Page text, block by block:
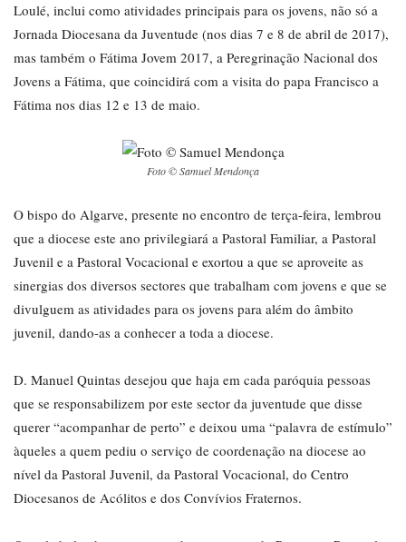
Loulé, inclui como atividades principais para os jovens, não só a
Jornada Diocesana da Juventude (nos dias 7 e 8 de abril de 2017),
mas também o Fátima Jovem 2017, a Peregrinação Nacional dos
Jovens a Fátima, que coincidirá com a visita do papa Francisco a
Fátima nos dias 12 e 13 de maio.
Foto © Samuel Mendonça
O bispo do Algarve, presente no encontro de terça-feira, lembrou
que a diocese este ano privilegiará a Pastoral Familiar, a Pastoral
Juvenil e a Pastoral Vocacional e exortou a que se aproveite as
sinergias dos diversos sectores que trabalham com jovens e que se
divulguem as atividades para os jovens para além do âmbito
juvenil, dando-as a conhecer a toda a diocese.
D. Manuel Quintas desejou que haja em cada paróquia pessoas
que se responsabilizem por este sector da juventude que disse
querer “acompanhar de perto” e deixou uma “palavra de estímulo”
àqueles a quem pediu o serviço de coordenação na diocese ao
nível da Pastoral Juvenil, da Pastoral Vocacional, do Centro
Diocesanos de Acólitos e dos Convívios Fraternos.